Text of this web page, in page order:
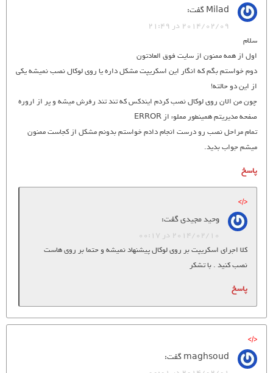
Miladگفت:
2014/02/09 در 21:49
سلام
اول از همه ممنون از سایت فوق العادتون
دوم خواستم بگم که انگار این اسکریپت مشکل داره یا روی لوکال نصب نمیشه یکی
از این دو حالته!
چون من الان روی لوکال نصب کردم ایندکس که تند تند رفرش میشه و پر از اروره
صفحه مدیریتم همینطور مملوء از ERROR
تمام مراحل نصب رو درست انجام دادم خواستم بدونم مشکل از کجاست ممنون
میشم جواب بدید.
پاسخ
وحید مجیدیگفت:
2014/02/10 در 00:17
کلا اجرای اسکریپت بر روی لوکال پیشنهاد نمیشه و حتما بر روی هاست
نصب کنید . با تشکر
پاسخ
maghsoudگفت: